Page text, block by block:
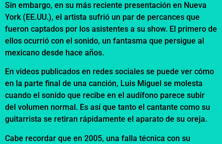
Sin embargo, en su más reciente presentación en Nueva
York (EE.UU.), el artista sufrió un par de percances que
fueron captados por los asistentes a su show. El primero de
ellos ocurrió con el sonido, un fantasma que persigue al
mexicano desde hace años.
En videos publicados en redes sociales se puede ver cómo
en la parte final de una canción, Luis Miguel se molesta
cuando el sonido que recibe en el audífono parece subir
del volumen normal. Es así que tanto el cantante como su
guitarrista se retiran rápidamente el aparato de su oreja.
Cabe recordar que en 2005, una falla técnica con su